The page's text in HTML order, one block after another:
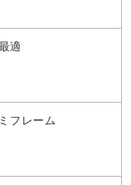
適
フレーム